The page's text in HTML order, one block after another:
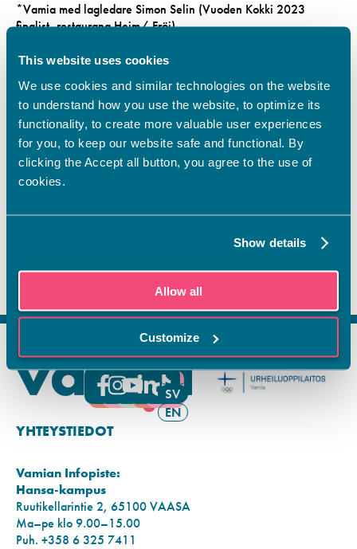
This website uses cookies
We use cookies and similar technologies on the website
to understand how you use the website, to optimize its
functionality, to create more valuable user experiences
for you, to keep our website safe and functional. By
clicking the Accept all button, you agree to the use of
cookies.
Show details
Allow all
Customize
*Vamia med lagledare Simon Selin (Vuoden Kokki 2023
finalist, restaurang Hejm/ Fröj)
Domare:
Joni Koski (Original Sokos Hotel Vaakuna Vasa), Mårten Berg
(Kaffehuset August) och Julien Huéber (Petit France, Strömsö).
Konferencier:
Hippi Hovi
FI
SV
EN
YHTEYSTIEDOT
Vamian Infopiste:
Hansa-kampus
Ruutikellarintie 2, 65100 VAASA
Ma–pe klo 9.00–15.00
Puh. +358 6 325 7411